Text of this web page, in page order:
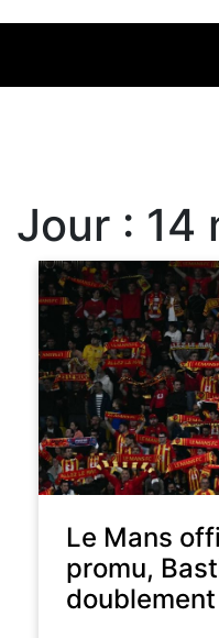
Jour : 14
Le Mans
promu,